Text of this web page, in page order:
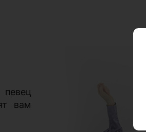
вам